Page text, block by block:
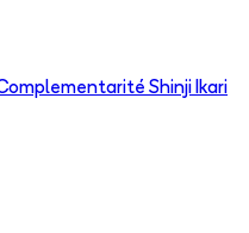
Shinji Ikari